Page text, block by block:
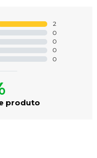
2
0
0
0
0
produto